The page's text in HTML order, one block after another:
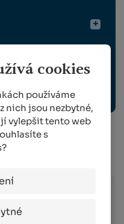
cookies
používáme
nich jsou nezbytné,
vylepšit tento web
s
objednávku